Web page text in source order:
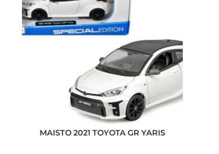
MAISTO 2021 TOYOTA GR YARIS